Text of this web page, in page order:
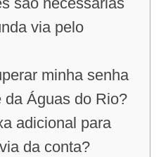
via pelo
minha senha
da Águas do Rio?
adicional para
da conta?